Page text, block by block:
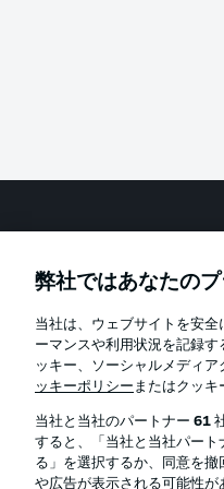
Football as
Official Partners
弊社ではあなたの
当社は、ウェブサイトを安
ーマンスや利用状況を記録
ッキー、ソーシャルメディ
ッキーポリシー またはクッキ
当社と当社のパートナー 61
すると、「当社と当社パー
る」を選択するか、同意を
や広告が表示される可能性